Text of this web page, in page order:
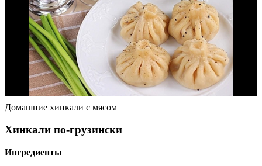
Домашние хинкали с мясом
Хинкали по-грузински
Ингредиенты